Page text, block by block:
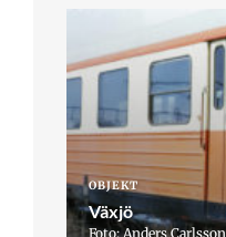
OBJEKT
Växjö
Foto: Anders Carlsson